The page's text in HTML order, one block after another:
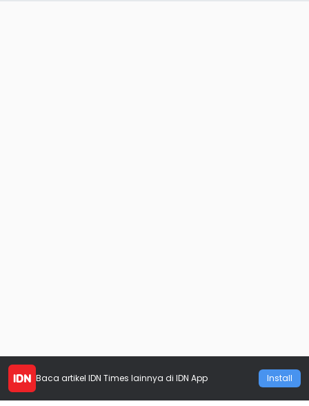
Baca artikel IDN Times lainnya di IDN App Install